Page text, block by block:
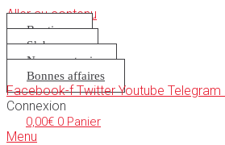
Aller au contenu
Boutique
S’abonner
Nous soutenir
Bonnes affaires
Facebook-f Twitter Youtube Telegram
Connexion
0,00€ 0 Panier
Menu